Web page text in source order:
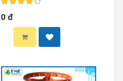
Lựa Chọn Hoàn Hảo Cho
Hệ Thống Cấp Thoát
Nước Và Hơi Nóng
0 đ